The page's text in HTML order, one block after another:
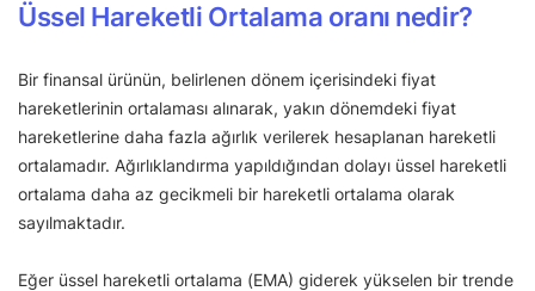
Üssel Hareketli Ortalama oranı nedir?
Bir finansal ürünün, belirlenen dönem içerisindeki fiyat
hareketlerinin ortalaması alınarak, yakın dönemdeki fiyat
hareketlerine daha fazla ağırlık verilerek hesaplanan hareketli
ortalamadır. Ağırlıklandırma yapıldığından dolayı üssel hareketli
ortalama daha az gecikmeli bir hareketli ortalama olarak
sayılmaktadır.
Eğer üssel hareketli ortalama (EMA) giderek yükselen bir trende